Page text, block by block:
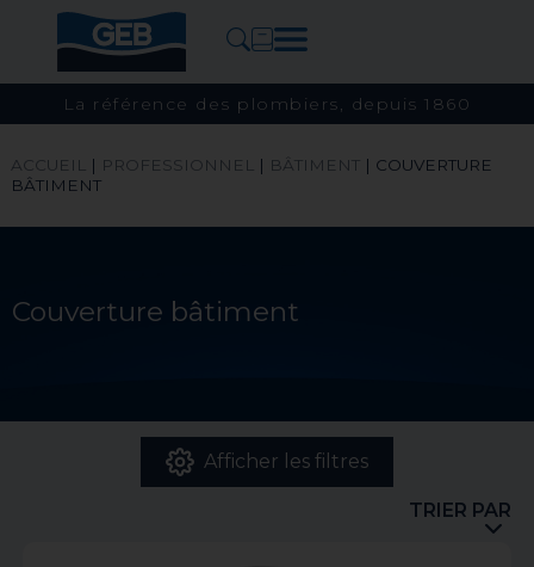
La référence des plombiers, depuis 1860
ACCUEIL | PROFESSIONNEL | BÂTIMENT | COUVERTURE
BÂTIMENT
Couverture bâtiment
Afficher les filtres
TRIER PAR